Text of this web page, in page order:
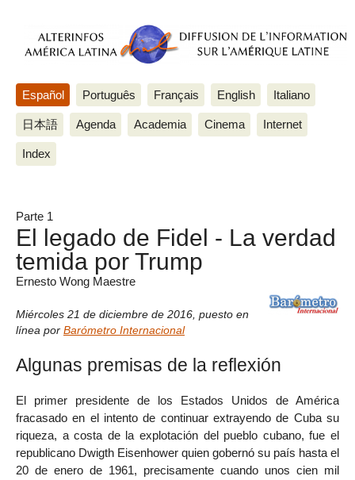
Español Português Français English Italiano
日本語 Agenda Academia Cinema Internet
Index
Parte 1
El legado de Fidel - La verdad
temida por Trump
Ernesto Wong Maestre
Miércoles 21 de diciembre de 2016 puesto en
línea por Barómetro Internacional
Algunas premisas de la reflexión
El primer presidente de los Estados Unidos de América
fracasado en el intento de continuar extrayendo de Cuba su
riqueza, a costa de la explotación del pueblo cubano, fue el
republicano Dwigth Eisenhower quien gobernó su país hasta el
20 de enero de 1961, precisamente cuando unos cien mil